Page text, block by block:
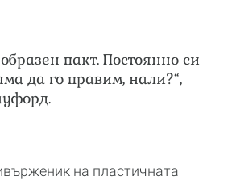
пакт. Постоянно си
да го правим, нали?“,
на пластичната